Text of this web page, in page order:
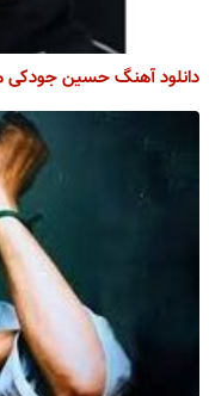
دانلود آهنگ حسین جودکی